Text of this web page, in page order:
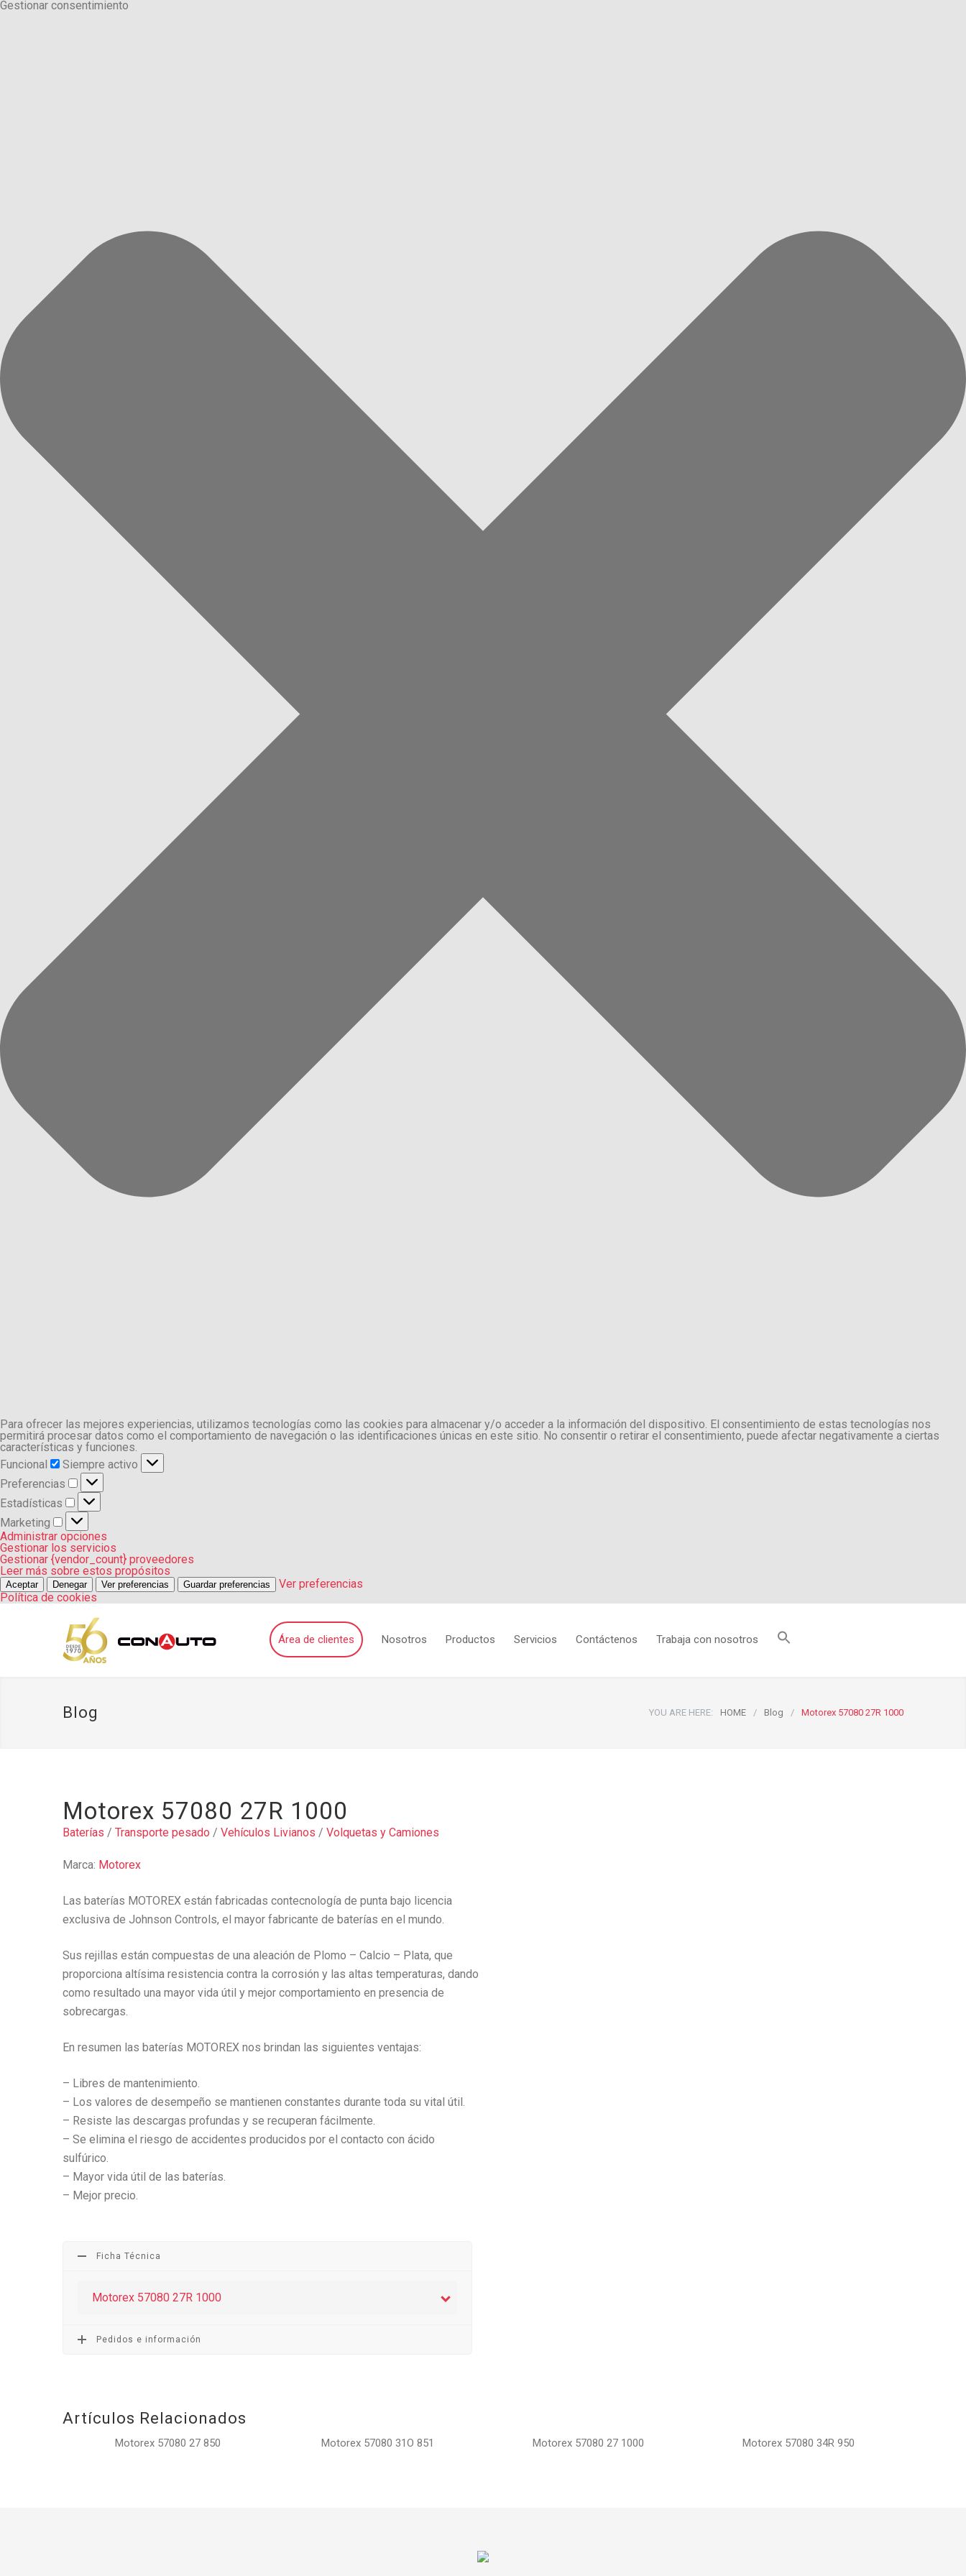
Gestionar consentimiento
Para ofrecer las mejores experiencias, utilizamos tecnologías como las cookies para almacenar y/o acceder a la información del dispositivo. El consentimiento de estas tecnologías nos
permitirá procesar datos como el comportamiento de navegación o las identificaciones únicas en este sitio. No consentir o retirar el consentimiento, puede afectar negativamente a ciertas
características y funciones.
Funcional
Funcional
Siempre activo
Preferencias
Preferencias
Estadísticas
Estadísticas
Marketing
Marketing
Administrar opciones
Gestionar los servicios
Gestionar {vendor_count} proveedores
Leer más sobre estos propósitos
Aceptar Denegar Ver preferencias Guardar preferencias
Ver preferencias
Política de cookies
Área de clientes Nosotros Productos Servicios Contáctenos Trabaja con nosotros
Blog YOU ARE HERE: HOME / Blog / Motorex 57080 27R 1000
Motorex 57080 27R 1000
Baterías / Transporte pesado / Vehículos Livianos / Volquetas y Camiones
Marca: Motorex
Las baterías MOTOREX están fabricadas contecnología de punta bajo licencia
exclusiva de Johnson Controls, el mayor fabricante de baterías en el mundo.
Sus rejillas están compuestas de una aleación de Plomo – Calcio – Plata, que
proporciona altísima resistencia contra la corrosión y las altas temperaturas, dando
como resultado una mayor vida útil y mejor comportamiento en presencia de
sobrecargas.
En resumen las baterías MOTOREX nos brindan las siguientes ventajas:
– Libres de mantenimiento.
– Los valores de desempeño se mantienen constantes durante toda su vital útil.
– Resiste las descargas profundas y se recuperan fácilmente.
– Se elimina el riesgo de accidentes producidos por el contacto con ácido
sulfúrico.
– Mayor vida útil de las baterías.
– Mejor precio.
Ficha Técnica
Motorex 57080 27R 1000
Pedidos e información
Artículos Relacionados
Motorex 57080 27 850 Motorex 57080 31O 851 Motorex 57080 27 1000 Motorex 57080 34R 950